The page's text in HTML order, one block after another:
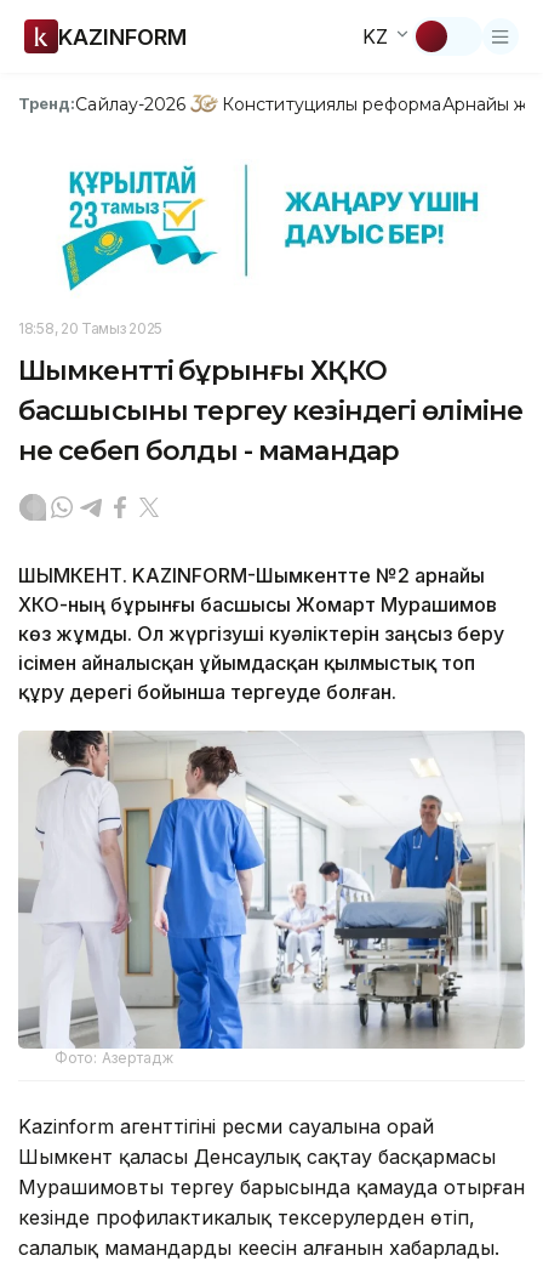
KAZINFORM KZ
Тренд:Сайлау-2026 Конституциялық реформаАрнайы
18:58, 20 Тамыз 2025
Шымкенттің бұрынғы ХҚКО
басшысының тергеу кезіндегі өліміне
не себеп болды - мамандар
ШЫМКЕНТ. KAZINFORM-Шымкентте №2 арнайы
ХҚКО-ның бұрынғы басшысы Жомарт Мурашимов
көз жұмды. Ол жүргізуші куәліктерін заңсыз беру
ісімен айналысқан ұйымдасқан қылмыстық топ
құру дерегі бойынша тергеуде болған.
Фото: Азертадж
Kazinform агенттігінің ресми сауалына орай
Шымкент қаласы Денсаулық сақтау басқармасы
Мурашимовтың тергеу барысында қамауда отырған
кезінде профилактикалық тексерулерден өтіп,
салалық мамандардың кеңесін алғанын хабарлады.